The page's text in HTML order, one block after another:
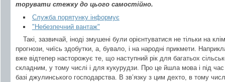
торувати стежку до цього самостійно.
Служба порятунку інформує
"Небезпечний вантаж"
Такі, зазвичай, іноді змушені були орієнтуватися не тільки на
прогнози, чиїсь здобутки, а, бувало, і на народні прикмети.
вже відтепер насторожує те, що наступний рік для багатьох
складним, у тому числі і для кукурудзи. Про це йшла мова і під
базі джулинського господарства. В зв’язку з цим дехто, в тому